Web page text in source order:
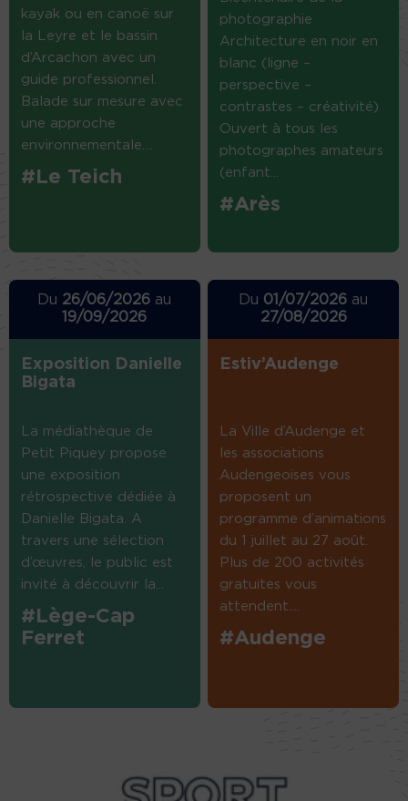
kayak ou en canoë sur
la Leyre et le bassin
d’Arcachon avec un
guide professionnel.
Balade sur mesure avec
une approche
environnementale....
#Le Teich
photographie
Architecture en noir en
blanc (ligne –
perspective –
contrastes – créativité)
Ouvert à tous les
photographes amateurs
(enfant...
#Arès
Du 26/06/2026 au
19/09/2026
Exposition Danielle
Bigata
La médiathèque de
Petit Piquey propose
une exposition
rétrospective dédiée à
Danielle Bigata. A
travers une sélection
d’œuvres, le public est
invité à découvrir la...
#Lège-Cap
Ferret
Du 01/07/2026 au
27/08/2026
Estiv’Audenge
La Ville d’Audenge et
les associations
Audengeoises vous
proposent un
programme d’animations
du 1 juillet au 27 août.
Plus de 200 activités
gratuites vous
attendent....
#Audenge